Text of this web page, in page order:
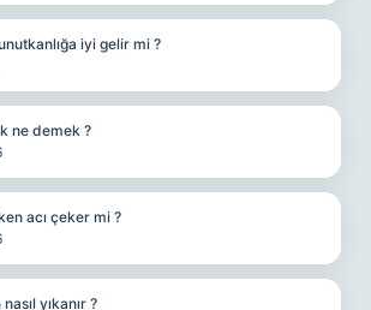
iyi gelir mi ?
ne demek ?
acı çeker mi ?
yıkanır ?